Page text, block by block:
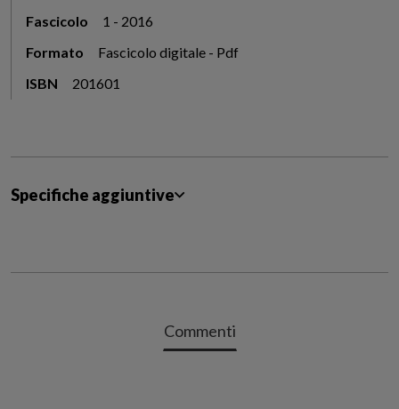
Fascicolo
1 - 2016
Formato
Fascicolo digitale - Pdf
ISBN
201601
Specifiche aggiuntive
Commenti